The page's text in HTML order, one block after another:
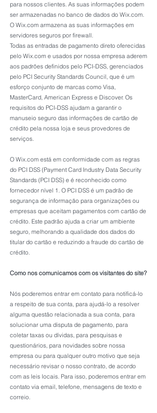
para nossos clientes. As suas informações podem
ser armazenadas no banco de dados do Wix.com.
O Wix.com armazena as suas informações em
servidores seguros por firewall.
Todas as entradas de pagamento direto oferecidas
pelo Wix.com e usados por nossa empresa aderem
aos padrões definidos pelo PCI-DSS, gerenciados
pelo PCI Security Standards Council, que é um
esforço conjunto de marcas como Visa,
MasterCard, American Express e Discover. Os
requisitos do PCI-DSS ajudam a garantir o
manuseio seguro das informações de cartão de
crédito pela nossa loja e seus provedores de
serviços.
O Wix.com está em conformidade com as regras
do PCI DSS (Payment Card Industry Data Security
Standards (PCI DSS) e é reconhecido como
fornecedor nível 1. O PCI DSS é um padrão de
segurança de informação para organizações ou
empresas que aceitam pagamentos com cartão de
crédito. Este padrão ajuda a criar um ambiente
seguro, melhorando a qualidade dos dados do
titular do cartão e reduzindo a fraude do cartão de
crédito.
Como nos comunicamos com os visitantes do site?
Nós poderemos entrar em contato para notificá-lo
a respeito de sua conta, para ajudá-lo a resolver
alguma questão relacionada a sua conta, para
solucionar uma disputa de pagamento, para
coletar taxas ou dívidas, para pesquisas e
questionários, para novidades sobre nossa
empresa ou para qualquer outro motivo que seja
necessário revisar o nosso contrato, de acordo
com as leis locais. Para isso, poderemos entrar em
contato via email, telefone, mensagens de texto e
correio.